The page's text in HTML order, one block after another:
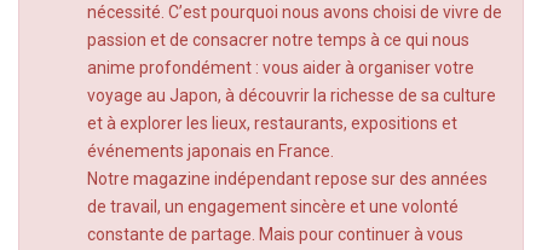
nécessité. C’est pourquoi nous avons choisi de vivre de
passion et de consacrer notre temps à ce qui nous
anime profondément : vous aider à organiser votre
voyage au Japon, à découvrir la richesse de sa culture
et à explorer les lieux, restaurants, expositions et
événements japonais en France.
Notre magazine indépendant repose sur des années
de travail, un engagement sincère et une volonté
constante de partage. Mais pour continuer à vous